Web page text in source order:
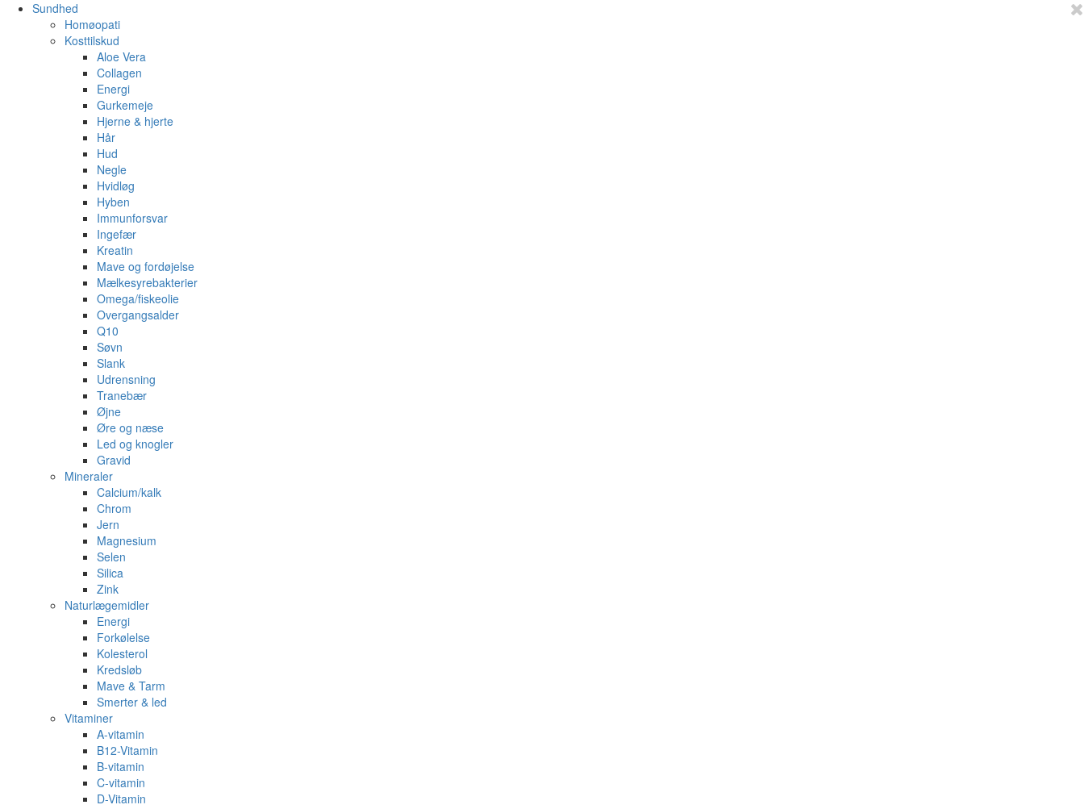
Sundhed
Homøopati
Kosttilskud
Aloe Vera
Collagen
Energi
Gurkemeje
Hjerne & hjerte
Hår
Hud
Negle
Hvidløg
Hyben
Immunforsvar
Ingefær
Kreatin
Mave og fordøjelse
Mælkesyrebakterier
Omega/fiskeolie
Overgangsalder
Q10
Søvn
Slank
Udrensning
Tranebær
Øjne
Øre og næse
Led og knogler
Gravid
Mineraler
Calcium/kalk
Chrom
Jern
Magnesium
Selen
Silica
Zink
Naturlægemidler
Energi
Forkølelse
Kolesterol
Kredsløb
Mave & Tarm
Smerter & led
Vitaminer
A-vitamin
B12-Vitamin
B-vitamin
C-vitamin
D-Vitamin